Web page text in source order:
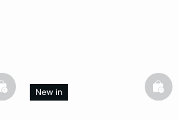
basketfullNew in